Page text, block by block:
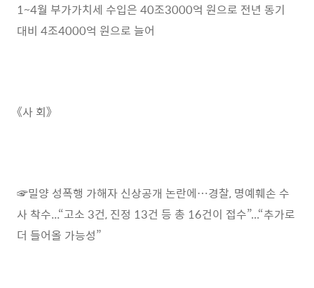
1~4월 부가가치세 수입은 40조3000억 원으로 전년 동기
대비 4조4000억 원으로 늘어
《사 회》
☞밀양 성폭행 가해자 신상공개 논란에…경찰, 명예훼손 수
사 착수...“고소 3건, 진정 13건 등 총 16건이 접수”...“추가로
더 들어올 가능성”